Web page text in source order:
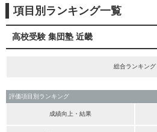
項目別ランキング一覧
高校受験 集団塾 近畿
総合ランキング
評価項目別ランキング
成績向上・結果